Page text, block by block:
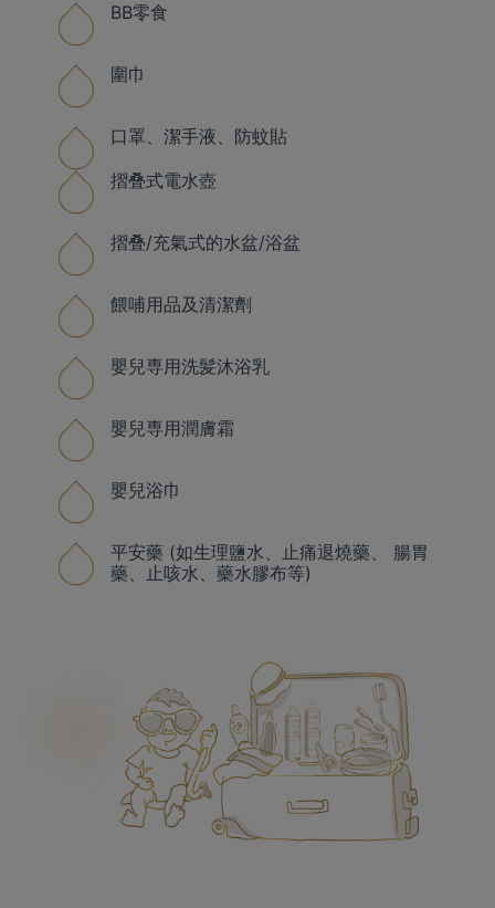
BB零食
圍巾
口罩、潔手液、防蚊貼
摺叠式電水壺
摺叠/充氣式的水盆/浴盆
餵哺用品及清潔劑
嬰兒専用洗髪沐浴乳
嬰兒専用潤膚霜
嬰兒浴巾
平安藥 (如生理鹽水、止痛退燒藥、 腸胃
藥、止咳水、藥水膠布等)